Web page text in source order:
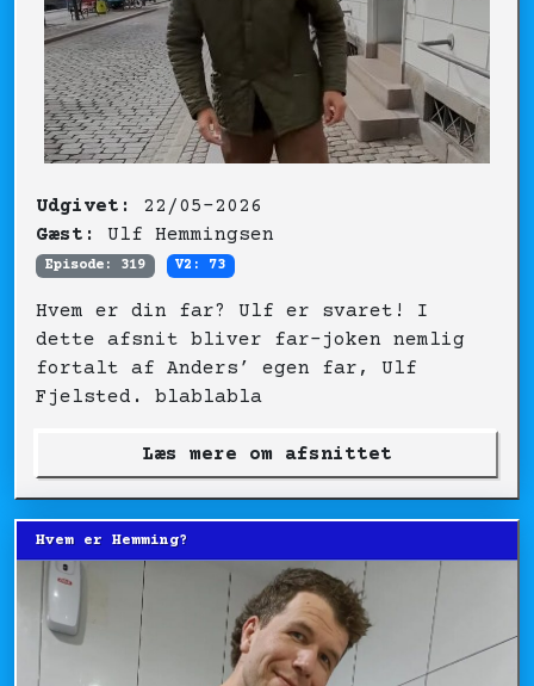
Udgivet:
22/05-2026
Gæst:
Ulf Hemmingsen
Episode: 319 V2: 73
Hvem er din far? Ulf er svaret! I
dette afsnit bliver far-joken nemlig
fortalt af Anders’ egen far, Ulf
Fjelsted. blablabla
Læs mere om afsnittet
Hvem er Hemming?